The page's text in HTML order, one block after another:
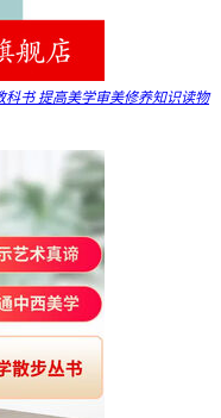
书 提高美学审美修养知识读物